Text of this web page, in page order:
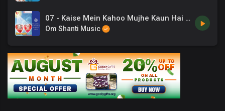
07 - Kaise Mein Kahoo Mujhe Kaun Hai Mila -B K Ashwani Sudan, Chorus .mp3
Om Shanti Music